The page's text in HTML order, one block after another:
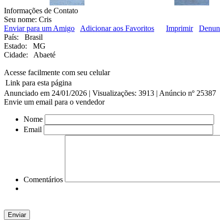
Informações de Contato
Seu nome: Cris
Enviar para um Amigo
Adicionar aos Favoritos Imprimir
País: Brasil
Estado: MG
Cidade: Abaeté
Acesse facilmente com seu celular
Link para esta página
Anunciado em 24/01/2026 | Visualizações: 3913 | Anúncio nº 25387
Envie um email para o vendedor
Nome
Email
Comentários